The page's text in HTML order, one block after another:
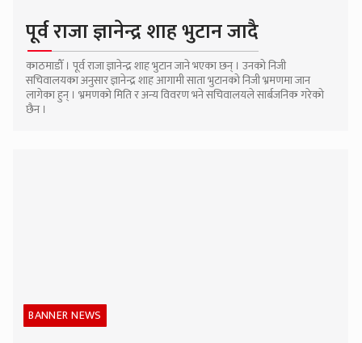
पूर्व राजा ज्ञानेन्द्र शाह भुटान जादै
काठमाडौँ । पूर्व राजा ज्ञानेन्द्र शाह भुटान जाने भएका छन् । उनको निजी
सचिवालयका अनुसार ज्ञानेन्द्र शाह आगामी साता भुटानको निजी भ्रमणमा जान
लागेका हुन् । भ्रमणको मिति र अन्य विवरण भने सचिवालयले सार्बजनिक गरेको
छैन ।
BANNER NEWS